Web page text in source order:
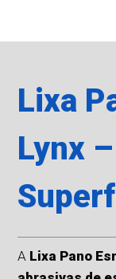
Lixa
Lynx
A Lixa Pano